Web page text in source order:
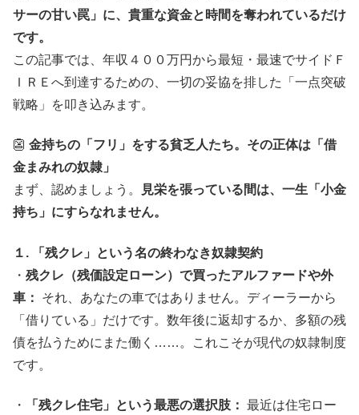
サーの甘い罠」に、貴重な資金と時間を奪われているだけ
です。
この記事では、年収４００万円から最短・最速でサイドＦ
ＩＲＥへ到達するための、一切の妥協を排した「一点突破
戦略」を叩き込みます。
👺 金持ちの「フリ」をする貧乏人たち。その正体は「借
金まみれの奴隷」
まず、認めましょう。
見栄を張っている間は、一生「小金
持ち」にすらなれません。
１. 「残クレ」という名の終わなき奴隷契約
・ 残クレ（残価設定ローン）で買ったアルファードや外
車：
それ、あなたの車ではありません。ディーラーから
「借りている」だけです。数年後に返却するか、多額の残
債を払うためにまた働く……。これこそが現代の奴隷制度
です。
・ 「残クレ住宅」という最悪の選択肢： 最近は住宅ロー